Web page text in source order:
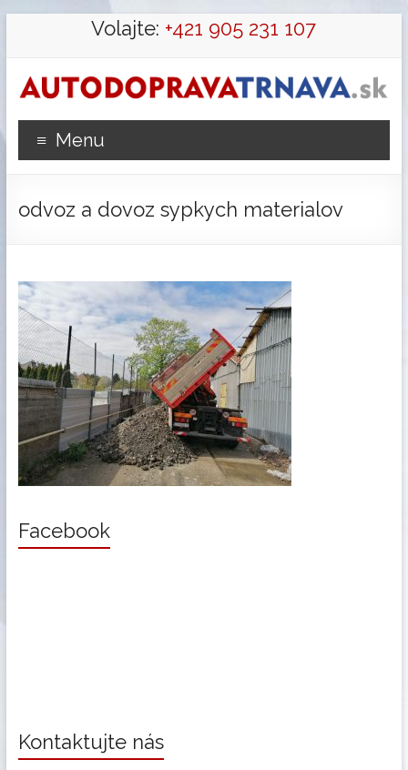
Volajte: +421 905 231 107
Autodoprava
Trnava
preprava
hydraulickou
zemné
práce
a
búracie
práce
Menu
odvoz a dovoz sypkych materialov
Facebook
Kontaktujte nás